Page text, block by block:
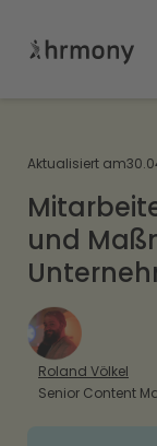
Aktualisiert am
und
Roland Völkel
Senior Content